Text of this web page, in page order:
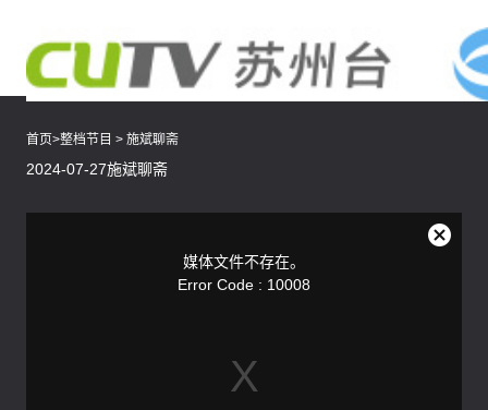
首页>整档节目 > 施斌聊斋
2024-07-27施斌聊斋
媒体文件不存在。
Error Code : 10008
关